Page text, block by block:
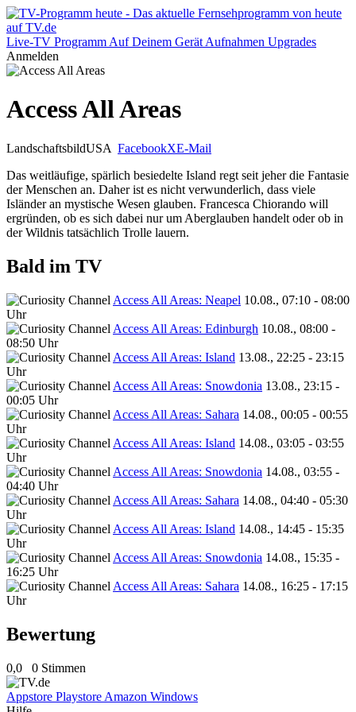
Live-TV Programm Auf Deinem Gerät Aufnahmen Upgrades
Anmelden
Access All Areas
LandschaftsbildUSA FacebookXE-Mail
Das weitläufige, spärlich besiedelte Island regt seit jeher die Fantasie
der Menschen an. Daher ist es nicht verwunderlich, dass viele
Isländer an mystische Wesen glauben. Francesca Chiorando will
ergründen, ob es sich dabei nur um Aberglauben handelt oder ob in
der Wildnis tatsächlich Trolle lauern.
Bald im TV
Access All Areas: Neapel 10.08., 07:10 - 08:00
Uhr
Access All Areas: Edinburgh 10.08., 08:00 -
08:50 Uhr
Access All Areas: Island 13.08., 22:25 - 23:15
Uhr
Access All Areas: Snowdonia 13.08., 23:15 -
00:05 Uhr
Access All Areas: Sahara 14.08., 00:05 - 00:55
Uhr
Access All Areas: Island 14.08., 03:05 - 03:55
Uhr
Access All Areas: Snowdonia 14.08., 03:55 -
04:40 Uhr
Access All Areas: Sahara 14.08., 04:40 - 05:30
Uhr
Access All Areas: Island 14.08., 14:45 - 15:35
Uhr
Access All Areas: Snowdonia 14.08., 15:35 -
16:25 Uhr
Access All Areas: Sahara 14.08., 16:25 - 17:15
Uhr
Bewertung
0,0 0 Stimmen
Appstore Playstore Amazon Windows